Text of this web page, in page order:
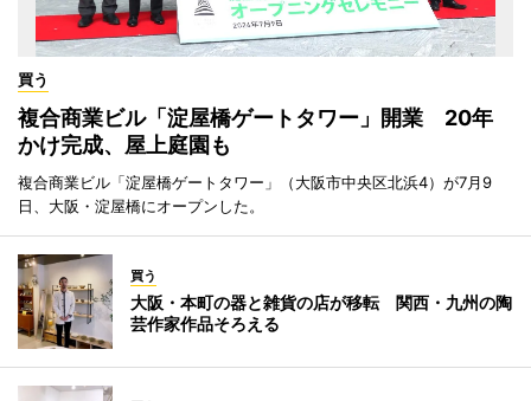
買う
複合商業ビル「淀屋橋ゲートタワー」開業 20年
かけ完成、屋上庭園も
複合商業ビル「淀屋橋ゲートタワー」（大阪市中央区北浜4）が7月9
日、大阪・淀屋橋にオープンした。
買う
大阪・本町の器と雑貨の店が移転 関西・九州の陶
芸作家作品そろえる